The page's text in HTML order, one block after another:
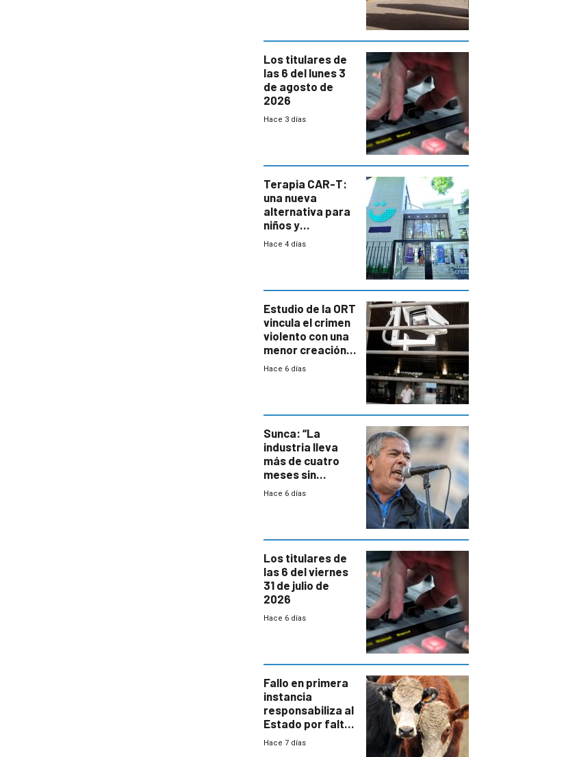
Los titulares de
las 6 del lunes 3
de agosto de
2026
Hace 3 días
Terapia CAR-T:
una nueva
alternativa para
niños y
adolescentes
Hace 4 días
Estudio de la ORT
vincula el crimen
violento con una
menor creación
de empresas
Hace 6 días
Sunca: “La
industria lleva
más de cuatro
meses sin
convenio
Hace 6 días
Los titulares de
las 6 del viernes
31 de julio de
2026
Hace 6 días
Fallo en primera
instancia
responsabiliza al
Estado por falta
de controles en
Hace 7 días